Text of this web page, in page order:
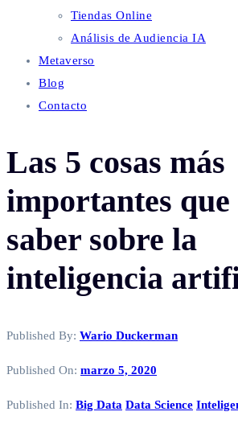
Tiendas Online
Análisis de Audiencia IA
Metaverso
Blog
Contacto
Las 5 cosas más
importantes que
saber sobre la
inteligencia
Published By: Wario Duckerman
Published On: marzo 5, 2020
Published In: Big Data Data Science